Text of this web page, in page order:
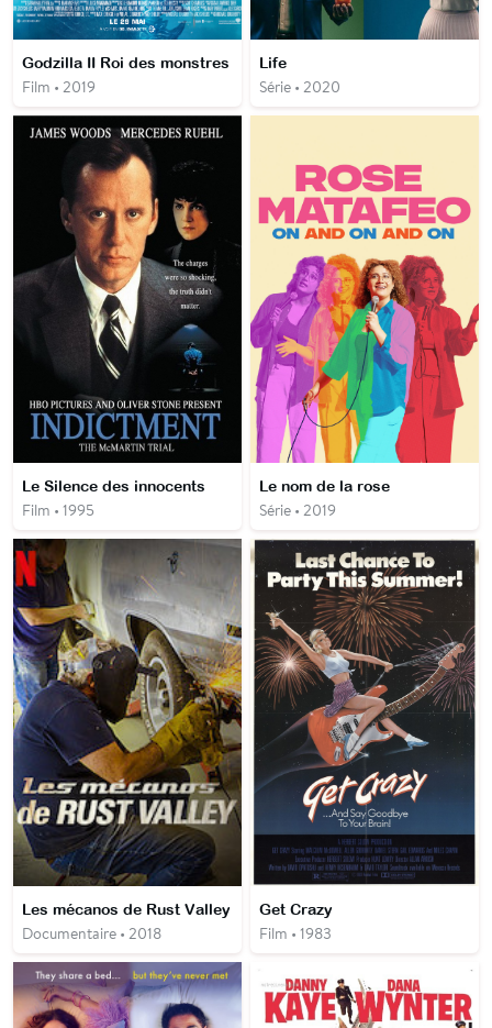
Godzilla II Roi des monstres
Film • 2019
Life
Série • 2020
Le Silence des innocents
Film • 1995
Le nom de la rose
Série • 2019
Les mécanos de Rust Valley
Documentaire • 2018
Get Crazy
Film • 1983